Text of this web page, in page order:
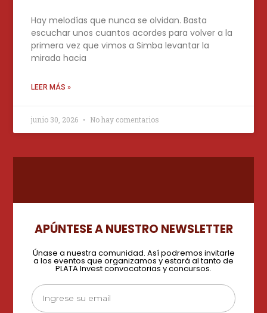
Hay melodías que nunca se olvidan. Basta
escuchar unos cuantos acordes para volver a la
primera vez que vimos a Simba levantar la
mirada hacia
LEER MÁS »
junio 30, 2026 No hay comentarios
APÚNTESE A NUESTRO NEWSLETTER
Únase a nuestra comunidad. Así podremos invitarle
a los eventos que organizamos y estará al tanto de
PLATA Invest convocatorias y concursos.